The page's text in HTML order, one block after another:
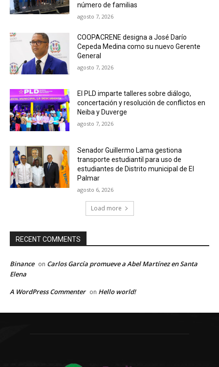
número de familias
agosto 7, 2026
COOPACRENE designa a José Darío
Cepeda Medina como su nuevo Gerente
General
agosto 7, 2026
El PLD imparte talleres sobre diálogo,
concertación y resolución de conflictos en
Neiba y Duverge
agosto 7, 2026
Senador Guillermo Lama gestiona
transporte estudiantil para uso de
estudiantes de Distrito municipal de El
Palmar
agosto 6, 2026
Load more
RECENT COMMENTS
Binance on Carlos García promueve a Abel Martínez en Santa
Elena
A WordPress Commenter on Hello world!